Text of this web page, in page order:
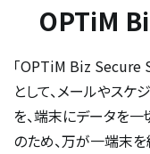
OPTiM
「OPTiM Biz Secure
として、メールやス
を、端末にデータを
のため、万が一端末